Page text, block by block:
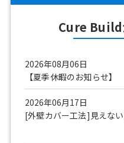
Cure Build
2026年08月06日
【夏季休暇のお知らせ】
2026年06月17日
[外壁カバー工法]見えな